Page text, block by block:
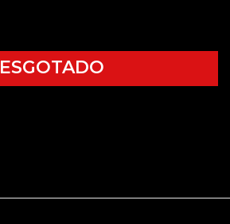
ESGOTADO